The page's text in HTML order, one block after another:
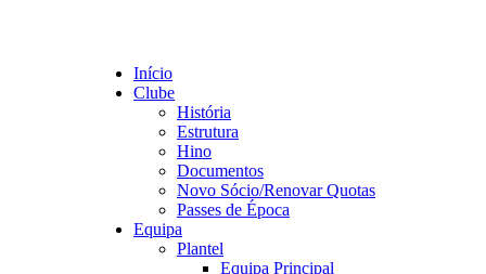
Início
Clube
História
Estrutura
Hino
Documentos
Novo Sócio/Renovar Quotas
Passes de Época
Equipa
Plantel
Equipa Principal